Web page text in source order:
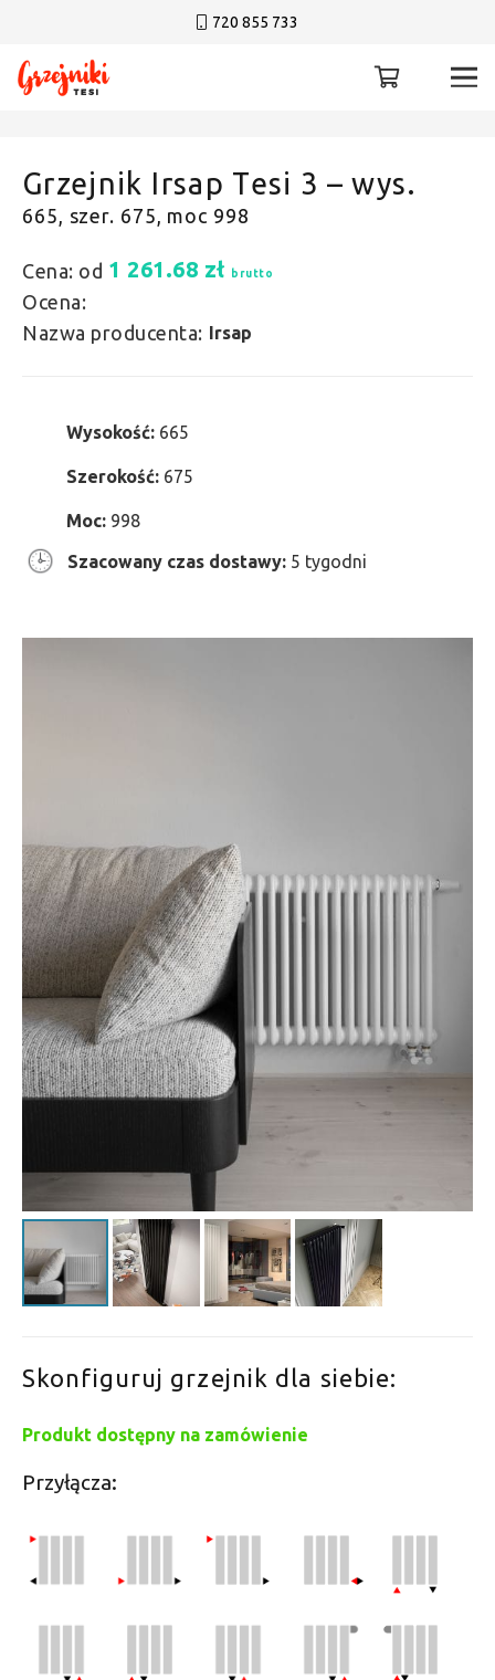
720 855 733
Grzejnik Irsap Tesi 3 – wys.
665, szer. 675, moc 998
Cena: od 1 261.68 zł brutto
Ocena:
Nazwa producenta: Irsap
Wysokość: 665
Szerokość: 675
Moc: 998
Szacowany czas dostawy: 5 tygodni
Skonfiguruj grzejnik dla siebie:
Produkt dostępny na zamówienie
Przyłącza: